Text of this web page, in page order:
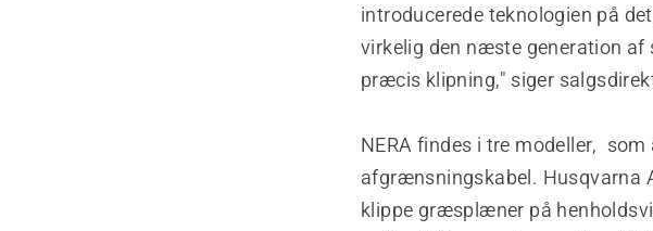
introducerede teknologien på
virkelig den næste generation
præcis klipning," siger
NERA findes i tre modeller,
afgrænsningskabel. Husqvarna
klippe græsplæner på